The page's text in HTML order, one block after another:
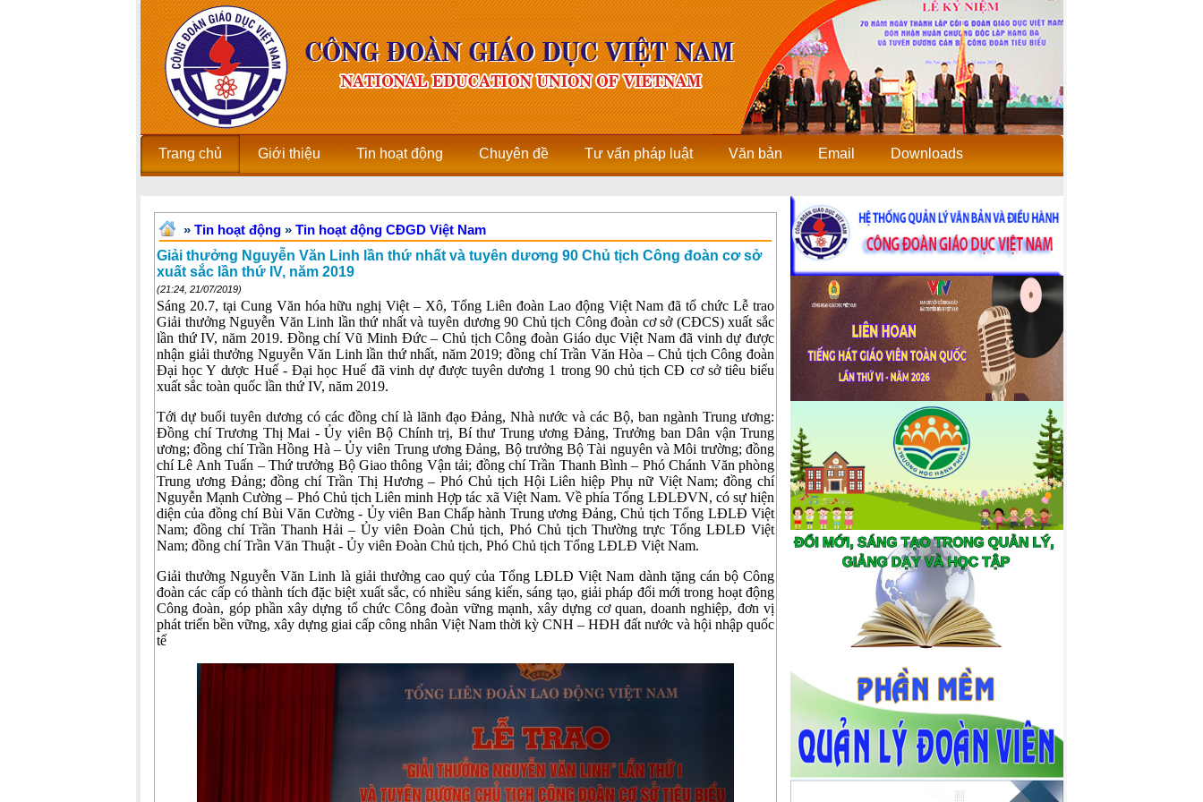
Trang chủ Giới thiệu Tin hoạt động Chuyên đề Tư vấn pháp luật Văn bản Email Downloads
» Tin hoạt động » Tin hoạt động CĐGD Việt Nam
Giải thưởng Nguyễn Văn Linh lần thứ nhất và tuyên dương 90 Chủ tịch Công đoàn cơ sở
xuất sắc lần thứ IV, năm 2019
(21:24, 21/07/2019)
Sáng 20.7, tại Cung Văn hóa hữu nghị Việt – Xô, Tổng Liên đoàn Lao động Việt Nam đã tổ chức Lễ trao
Giải thưởng Nguyễn Văn Linh lần thứ nhất và tuyên dương 90 Chủ tịch Công đoàn cơ sở (CĐCS) xuất sắc
lần thứ IV, năm 2019. Đồng chí Vũ Minh Đức – Chủ tịch Công đoàn Giáo dục Việt Nam đã vinh dự được
nhận giải thưởng Nguyễn Văn Linh lần thứ nhất, năm 2019; đồng chí Trần Văn Hòa – Chủ tịch Công đoàn
Đại học Y dược Huế - Đại học Huế đã vinh dự được tuyên dương 1 trong 90 chủ tịch CĐ cơ sở tiêu biểu
xuất sắc toàn quốc lần thứ IV, năm 2019.
Tới dự buổi tuyên dương có các đồng chí là lãnh đạo Đảng, Nhà nước và các Bộ, ban ngành Trung ương:
Đồng chí Trương Thị Mai - Ủy viên Bộ Chính trị, Bí thư Trung ương Đảng, Trưởng ban Dân vận Trung
ương; đồng chí Trần Hồng Hà – Ủy viên Trung ương Đảng, Bộ trưởng Bộ Tài nguyên và Môi trường; đồng
chí Lê Anh Tuấn – Thứ trưởng Bộ Giao thông Vận tải; đồng chí Trần Thanh Bình – Phó Chánh Văn phòng
Trung ương Đảng; đồng chí Trần Thị Hương – Phó Chủ tịch Hội Liên hiệp Phụ nữ Việt Nam; đồng chí
Nguyễn Mạnh Cường – Phó Chủ tịch Liên minh Hợp tác xã Việt Nam. Về phía Tổng LĐLĐVN, có sự hiện
diện của đồng chí Bùi Văn Cường - Ủy viên Ban Chấp hành Trung ương Đảng, Chủ tịch Tổng LĐLĐ Việt
Nam; đồng chí Trần Thanh Hải – Ủy viên Đoàn Chủ tịch, Phó Chủ tịch Thường trực Tổng LĐLĐ Việt
Nam; đồng chí Trần Văn Thuật - Ủy viên Đoàn Chủ tịch, Phó Chủ tịch Tổng LĐLĐ Việt Nam.
Giải thưởng Nguyễn Văn Linh là giải thưởng cao quý của Tổng LĐLĐ Việt Nam dành tặng cán bộ Công
đoàn các cấp có thành tích đặc biệt xuất sắc, có nhiều sáng kiến, sáng tạo, giải pháp đổi mới trong hoạt động
Công đoàn, góp phần xây dựng tổ chức Công đoàn vững mạnh, xây dựng cơ quan, doanh nghiệp, đơn vị
phát triển bền vững, xây dựng giai cấp công nhân Việt Nam thời kỳ CNH – HĐH đất nước và hội nhập quốc
tế